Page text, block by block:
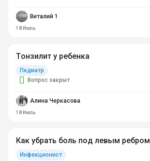
Виталий 1
18 Июль
Тонзилит у ребенка
Педиатр
Вопрос закрыт
Алина Черкасова
18 Июль
Как убрать боль под левым ребром
Инфекционист